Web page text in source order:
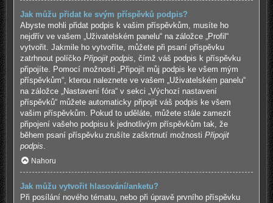
Jak můžu přidat ke svým příspěvků podpis?
Abyste mohli přidat podpis k vašim příspěvkům, musíte ho
nejdřív ve vašem „Uživatelském panelu“ na záložce „Profil“
vytvořit. Jakmile ho vytvoříte, můžete při psaní příspěvku
zatrhnout políčko Připojit podpis, čímž váš podpis k příspěvku
připojíte. Pomocí možnosti „Připojit můj podpis ke všem mým
příspěvkům“, kterou naleznete ve vašem „Uživatelském panelu“
na záložce „Nastavení fóra“ v sekci „Výchozí nastavení
příspěvků“ můžete automaticky připojit váš podpis ke všem
vašim příspěvkům. Pokud to uděláte, můžete stále zamezit
připojení vašeho podpisu k jednotlivým příspěvkům tak, že
během psaní příspěvku zrušíte zaškrtnutí možnosti Připojit
podpis.
Nahoru
Jak můžu vytvořit hlasování/anketu?
Při posílání nového tématu, nebo při úpravě prvního příspěvku